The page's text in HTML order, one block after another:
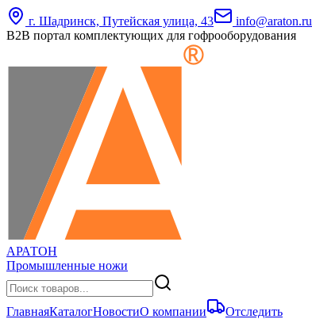
г. Шадринск, Путейская улица, 43 info@araton.ru
B2B портал комплектующих для гофрооборудования
АРАТОН
Промышленные ножи
ГлавнаяКаталогНовостиО компании Отследить